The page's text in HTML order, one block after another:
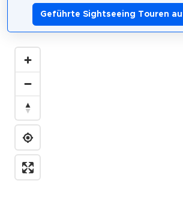
Geführte Sightseeing Touren